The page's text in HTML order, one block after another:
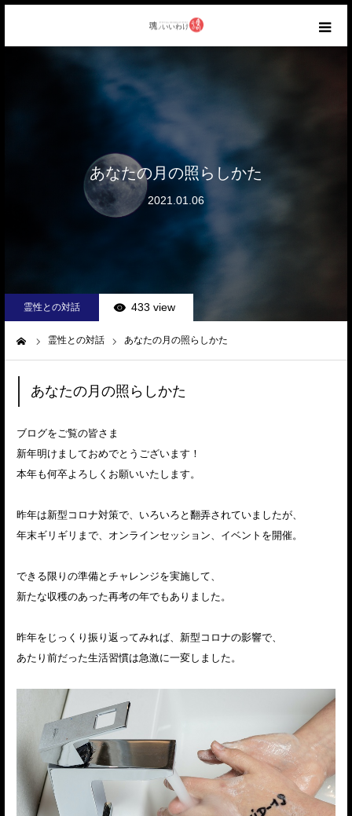
あなたの月の照らしかた
2021.01.06
霊性との対話 433 view
霊性との対話 あなたの月の照らしかた
あなたの月の照らしかた
ブログをご覧の皆さま
新年明けましておめでとうございます！
本年も何卒よろしくお願いいたします。
昨年は新型コロナ対策で、いろいろと翻弄されていましたが、
年末ギリギリまで、オンラインセッション、イベントを開催。
できる限りの準備とチャレンジを実施して、
新たな収穫のあった再考の年でもありました。
昨年をじっくり振り返ってみれば、新型コロナの影響で、
あたり前だった生活習慣は急激に一変しました。
CATEGORY
AIR WORKS